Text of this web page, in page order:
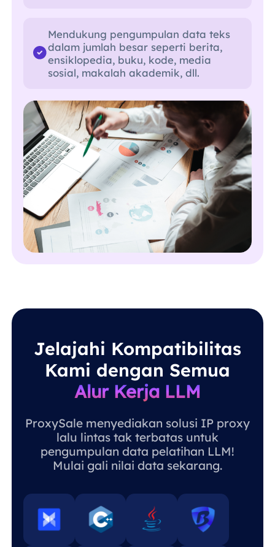
Mendukung pengumpulan data teks
dalam jumlah besar seperti berita,
ensiklopedia, buku, kode, media
sosial, makalah akademik, dll.
Jelajahi Kompatibilitas
Kami dengan Semua
Alur Kerja LLM
ProxySale menyediakan solusi IP proxy
lalu lintas tak terbatas untuk
pengumpulan data pelatihan LLM!
Mulai gali nilai data sekarang.